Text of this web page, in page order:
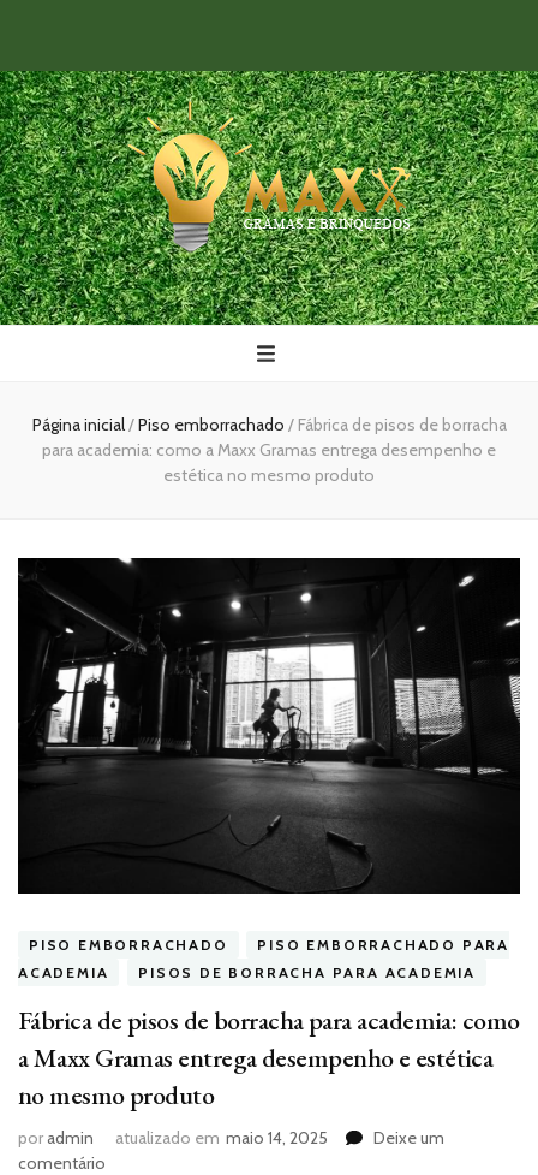
Maxx Gramas
Blog
Página inicial/Piso emborrachado / Fábrica de pisos de borracha
para academia: como a Maxx Gramas entrega desempenho e
estética no mesmo produto
PISO EMBORRACHADO
PISO EMBORRACHADO PARA
ACADEMIA
PISOS DE BORRACHA PARA ACADEMIA
Fábrica de pisos de borracha para academia: como
a Maxx Gramas entrega desempenho e estética
no mesmo produto
poradmin atualizado em maio 14, 2025
Deixe um
comentário